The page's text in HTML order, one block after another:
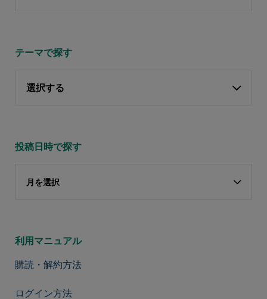
テーマで探す
選択する
投稿日時で探す
月を選択
利用マニュアル
購読・解約方法
ログイン方法